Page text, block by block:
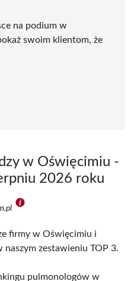
na podium w
swoim klientom, że
w Oświęcimiu -
2026 roku
firmy w Oświęcimiu i
naszym zestawieniu TOP 3.
pulmonologów w